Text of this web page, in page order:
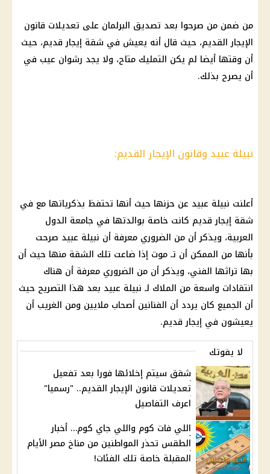
من ضمن من صرحوا بعد تصديق البرلمان على تعديلات قانون
الإيجار القديم، حيث قال أنه يعيش في شقة إيجار قديم، حيث
أن وقتها أيضا لم يكن التمليك متاح، ولا يجد رشوان عيب في
أن يصرح بذلك.
نبيلة عبيد وقانون الإيجار القديم:
أعلنت نبيلة عبيد عن حزنها حيث أنها تحتفظ بذكرياتها مع في
شقة إيجار قديم كانت خاصة بوالدتها في جامعة الدول
العربية، ويذكر أن من الضروري معرفة أن نبيلة عبيد صرحت
بأنها من الممكن أن تـ موت إذا ضاعت تلك الشقة منها حيث أن
بها تراثها الفني، ويذكر أن من الضروري معرفة أن هناك
انتقادات واسعة من الملاك لـ نبيلة عبيد بعد هذا التصريح حيث
أن الجميع كان يردد أن الفنانين أصحاب ملايين ومن الغريب أن
يعيشون في إيجار قديم.
لا يفوتك
شقق سيتم إخلائها فورا بعد تفعيل
تعديلات قانون الإيجار القديم.. "رسميا"
اعرف التفاصيل
اللي فات كوم واللي جاي كوم… أخبار
الطقس تحذر المواطنين من مناخ مصر الأيام
المقبلة خاصة تلك الفئات!